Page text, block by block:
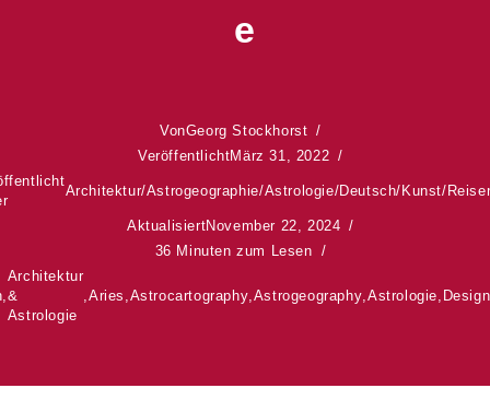
E
VonGeorg Stockhorst
VeröffentlichtMärz 31, 2022
Architektur/Astrogeographie/Astrologie/Deutsch/Kunst/
AktualisiertNovember 22, 2024
36 Minuten zum Lesen
Architektur
&
Astrologie
,Aries Astrocartography Astrogeography Astrologie Design